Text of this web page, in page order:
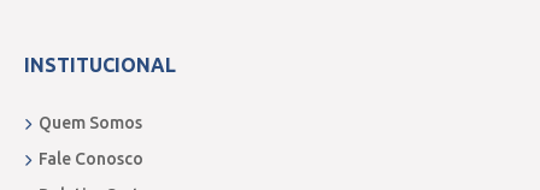
INSTITUCIONAL
Quem Somos
Fale Conosco